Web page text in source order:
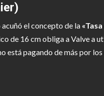
el concepto de la
de 16 cm obliga a Valve a
está pagando de más por